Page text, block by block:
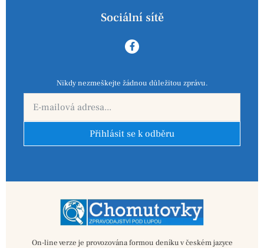
Sociální sítě
Nikdy nezmeškejte žádnou důležitou zprávu.
Přihlásit se k odběru
On-line verze je provozována formou deníku v českém jazyce